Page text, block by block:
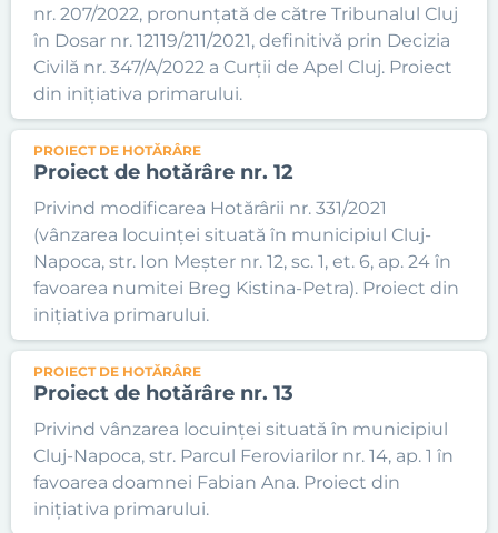
nr. 207/2022, pronunțată de către Tribunalul Cluj
în Dosar nr. 12119/211/2021, definitivă prin Decizia
Civilă nr. 347/A/2022 a Curții de Apel Cluj. Proiect
din inițiativa primarului.
PROIECT DE HOTĂRÂRE
Proiect de hotărâre nr. 12
Privind modificarea Hotărârii nr. 331/2021
(vânzarea locuinței situată în municipiul Cluj-
Napoca, str. Ion Meșter nr. 12, sc. 1, et. 6, ap. 24 în
favoarea numitei Breg Kistina-Petra). Proiect din
inițiativa primarului.
PROIECT DE HOTĂRÂRE
Proiect de hotărâre nr. 13
Privind vânzarea locuinței situată în municipiul
Cluj-Napoca, str. Parcul Feroviarilor nr. 14, ap. 1 în
favoarea doamnei Fabian Ana. Proiect din
inițiativa primarului.